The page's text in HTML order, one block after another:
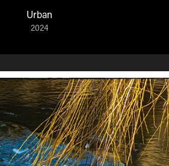
Urban
2024